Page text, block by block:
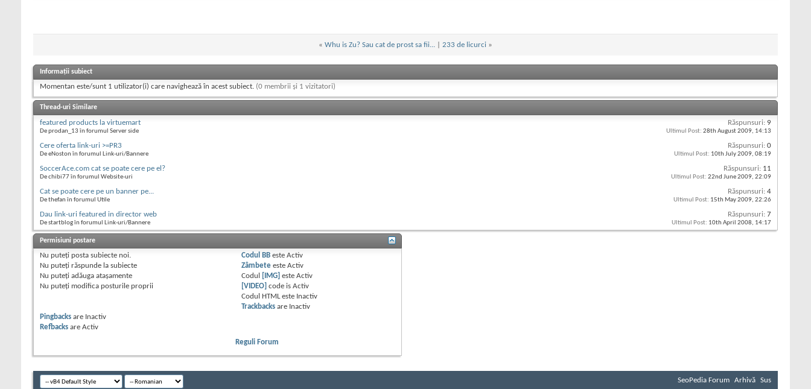
« Whu is Zu? Sau cat de prost sa fii... 233 de licurci »
Informații subiect
Momentan este/sunt 1 utilizator(i) care navighează în acest subiect. (0 membrii și 1 vizitatori)
Thread-uri Similare
featured products la virtuemart
De prodan_13 în forumul Server side
Răspunsuri: 9
Ultimul Post: 28th August 2009, 14:13
Cere oferta link-uri >=PR3
De eNoston în forumul Link-uri/Bannere
Răspunsuri: 0
Ultimul Post: 10th July 2009, 08:19
SoccerAce.com cat se poate cere pe el?
De chibi77 în forumul Website-uri
Răspunsuri: 11
Ultimul Post: 22nd June 2009, 22:09
Cat se poate cere pe un banner pe...
De thefan în forumul Utile
Răspunsuri: 4
Ultimul Post: 15th May 2009, 22:26
Dau link-uri featured in director web
De startblog în forumul Link-uri/Bannere
Răspunsuri: 7
Ultimul Post: 10th April 2008, 14:17
Permisiuni postare
Nu puteţi posta subiecte noi.
Nu puteţi răspunde la subiecte
Nu puteţi adăuga ataşamente
Nu puteţi modifica posturile proprii
Codul BB esteActiv
Zâmbete esteActiv
Codul
[IMG] esteActiv
[VIDEO] code isActiv
Codul HTML este Inactiv
Trackbacks are Inactiv
Pingbacks are Inactiv
Refbacks are Activ
Reguli Forum
SeoPedia Forum Arhivă Sus